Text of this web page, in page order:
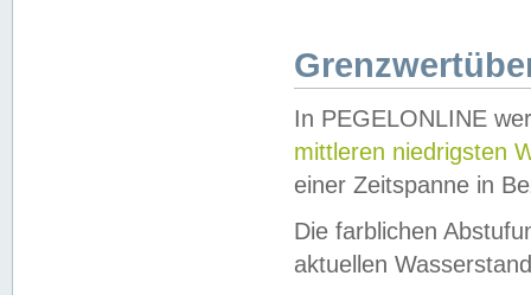
In PEGELONLINE
mittleren niedrigsten
einer Zeitspanne in
Die farblichen
aktuellen